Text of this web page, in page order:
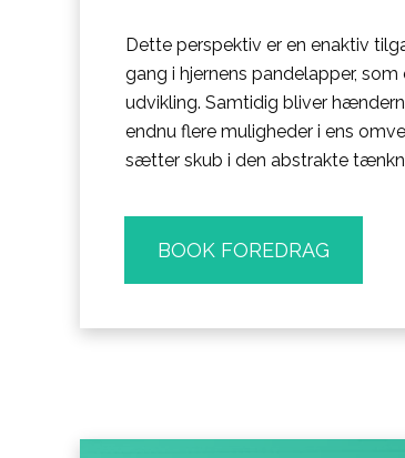
Dette perspektiv er en enaktiv
gang i hjernens pandelapper,
udvikling. Samtidig bliver
endnu flere muligheder i ens
sætter skub i den abstrakte
BOOK FOREDRAG